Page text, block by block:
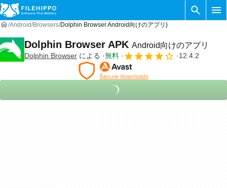
Android Browsers Dolphin Browser Android向けのアプリ}
Dolphin Browser APK Android向けのアプリ
Dolphin Browser による 無料 12.4.2